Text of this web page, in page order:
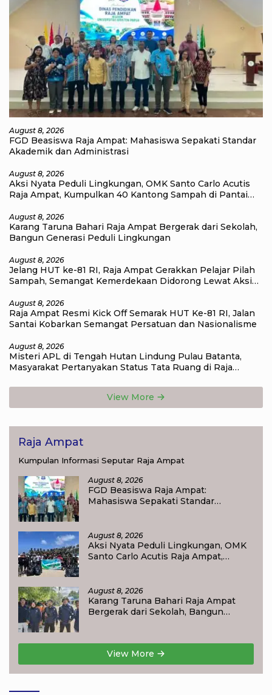
August 8, 2026
FGD Beasiswa Raja Ampat: Mahasiswa Sepakati Standar
Akademik dan Administrasi
August 8, 2026
Aksi Nyata Peduli Lingkungan, OMK Santo Carlo Acutis
Raja Ampat, Kumpulkan 40 Kantong Sampah di Pantai
August 8, 2026
Karang Taruna Bahari Raja Ampat Bergerak dari Sekolah,
Bangun Generasi Peduli Lingkungan
August 8, 2026
Jelang HUT ke-81 RI, Raja Ampat Gerakkan Pelajar Pilah
Sampah, Semangat Kemerdekaan Didorong Lewat Aksi
August 8, 2026
Raja Ampat Resmi Kick Off Semarak HUT Ke-81 RI, Jalan
Santai Kobarkan Semangat Persatuan dan Nasionalisme
August 8, 2026
Misteri APL di Tengah Hutan Lindung Pulau Batanta,
Masyarakat Pertanyakan Status Tata Ruang di Raja
View More
Raja Ampat
Kumpulan Informasi Seputar Raja Ampat
August 8, 2026
FGD Beasiswa Raja Ampat:
Mahasiswa Sepakati Standar
August 8, 2026
Aksi Nyata Peduli Lingkungan, OMK
Santo Carlo Acutis Raja Ampat,
August 8, 2026
Karang Taruna Bahari Raja Ampat
Bergerak dari Sekolah, Bangun
View More